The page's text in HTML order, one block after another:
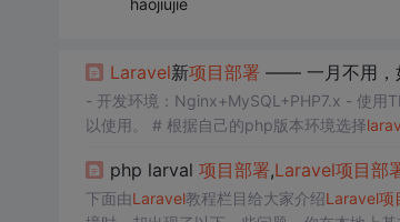
haojiujie
Laravel新项目部署 —— 一月不用，
以使用。 # 根据自己的php版本环境选择
php larval 项目部署,Laravel项目部
下面由Laravel教程栏目给大家介绍Laravel项